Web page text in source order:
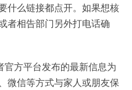
什么链接都点开。如果想核
者相告部门另外打电话确
方平台发布的最新信息为
微信等方式与家人或朋友保